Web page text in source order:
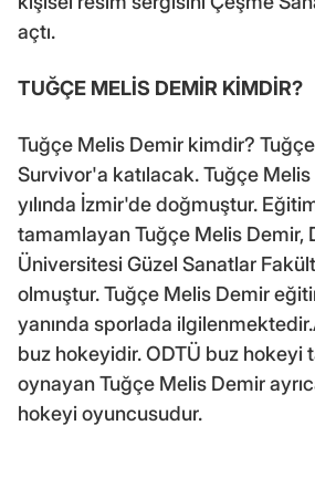
açtı.
TUĞÇE MELİS DEMİR KİMDİR?
Tuğçe Melis Demir kimdir?
Survivor'a katılacak. Tuğçe
yılında İzmir'de doğmuştur.
tamamlayan Tuğçe Melis Demir,
Üniversitesi Güzel Sanatlar
olmuştur. Tuğçe Melis Demir
yanında sporlada
buz hokeyidir. ODTÜ buz hokeyi
oynayan Tuğçe Melis Demir
hokeyi oyuncusudur.